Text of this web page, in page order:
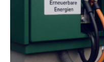
von drei Jahren und ein
Millionen Euro, wovon
Ministerium für Umwelt,